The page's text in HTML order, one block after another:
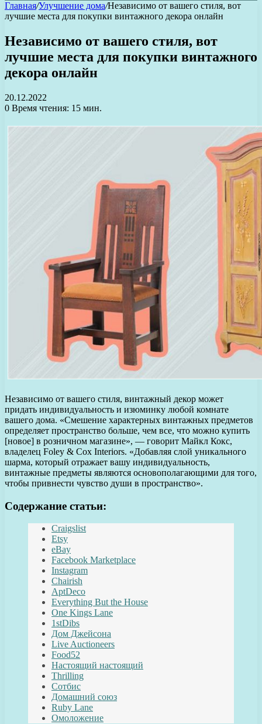
Главная/Улучшение дома/Независимо от вашего стиля, вот
лучшие места для покупки винтажного декора онлайн
Независимо от вашего стиля, вот
лучшие места для покупки винтажного
декора онлайн
20.12.2022
0 Время чтения: 15 мин.
Независимо от вашего стиля, винтажный декор может
придать индивидуальность и изюминку любой комнате
вашего дома. «Смешение характерных винтажных предметов
определяет пространство больше, чем все, что можно купить
[новое] в розничном магазине», — говорит Майкл Кокс,
владелец Foley & Cox Interiors. «Добавляя слой уникального
шарма, который отражает вашу индивидуальность,
винтажные предметы являются основополагающими для того,
чтобы привнести чувство души в пространство».
Содержание статьи:
Craigslist
Etsy
eBay
Facebook Marketplace
Instagram
Chairish
AptDeco
Everything But the House
One Kings Lane
1stDibs
Дом Джейсона
Live Auctioneers
Food52
Настоящий настоящий
Thrilling
Сотбис
Домашний союз
Ruby Lane
Омоложение